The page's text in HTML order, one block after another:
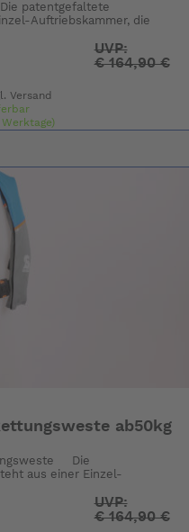
patentgefaltete
Auftriebskammer, die
UVP:
€164,90 €
Versand
ab50kg
Die
aus einer Einzel-
UVP:
€164,90 €